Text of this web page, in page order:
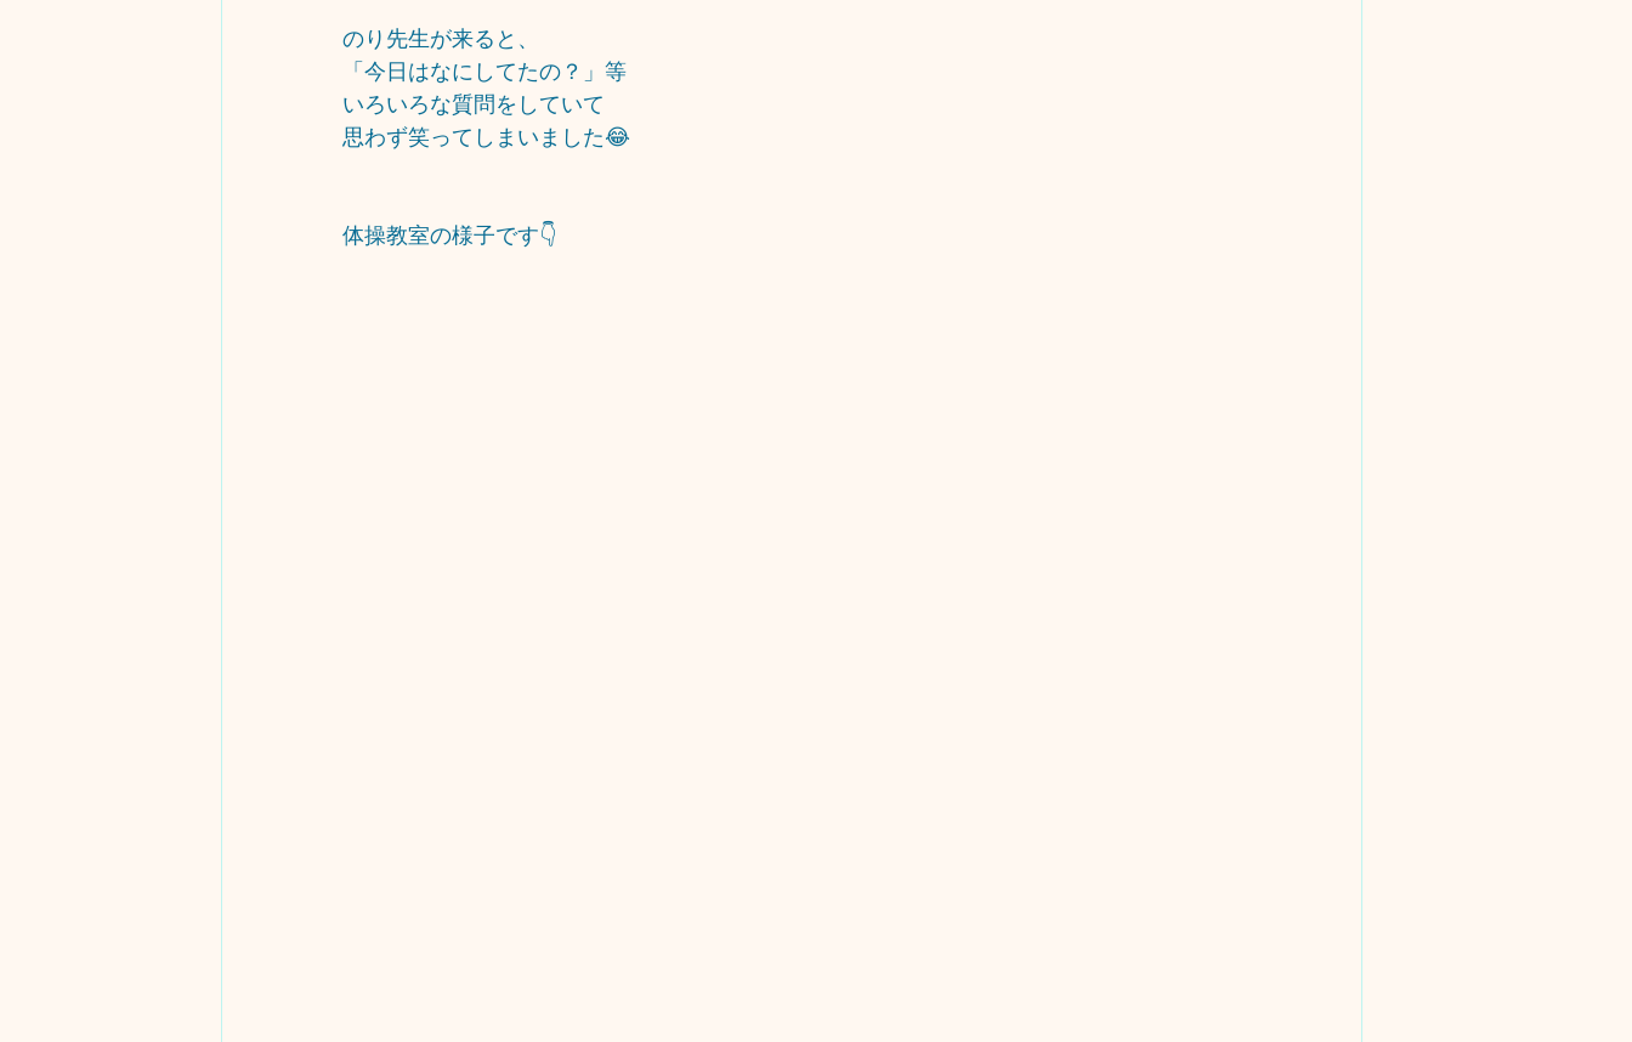
のり先生が来ると、
「今日はなにしてたの？」等
いろいろな質問をしていて
思わず笑ってしまいました😂
体操教室の様子です👇